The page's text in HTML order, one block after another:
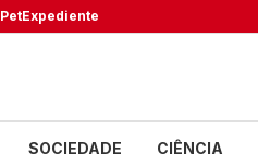
PetExpediente
SOCIEDADE CIÊNCIA